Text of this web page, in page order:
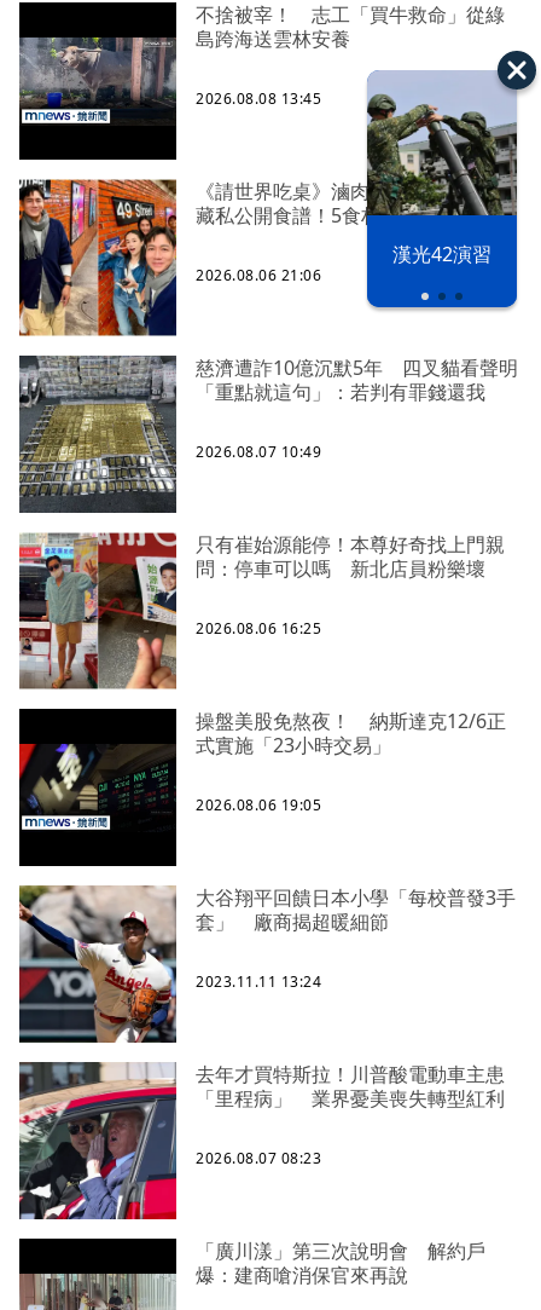
漢光42演習
不捨被宰！ 志工「買牛救命」從綠
島跨海送雲林安養
2026.08.08 13:45
《請世界吃桌》滷肉爆紅 陳隨意不
藏私公開食譜！5食材滷出一鍋香
2026.08.06 21:06
慈濟遭詐10億沉默5年 四叉貓看聲明
「重點就這句」：若判有罪錢還我
2026.08.07 10:49
只有崔始源能停！本尊好奇找上門親
問：停車可以嗎 新北店員粉樂壞
2026.08.06 16:25
操盤美股免熬夜！ 納斯達克12/6正
式實施「23小時交易」
2026.08.06 19:05
大谷翔平回饋日本小學「每校普發3手
套」 廠商揭超暖細節
2023.11.11 13:24
去年才買特斯拉！川普酸電動車主患
「里程病」 業界憂美喪失轉型紅利
2026.08.07 08:23
「廣川漾」第三次說明會 解約戶
爆：建商嗆消保官來再說